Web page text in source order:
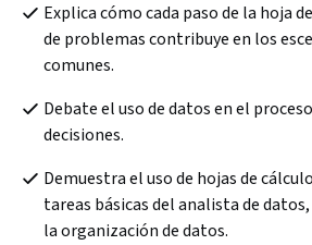
Explica cómo cada paso de la hoja
de problemas contribuye en los
comunes.
Debate el uso de datos en el
decisiones.
Demuestra el uso de hojas de
tareas básicas del analista de
la organización de datos.